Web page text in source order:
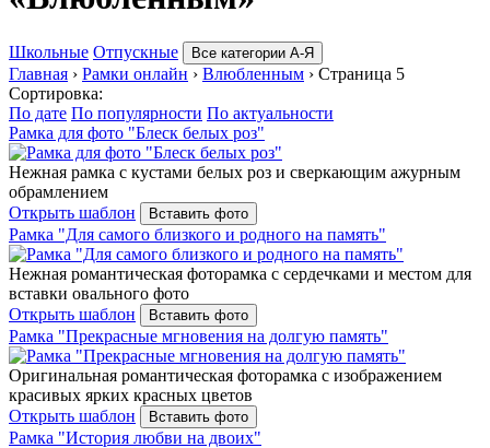
Школьные Отпускные Все категории А-Я
Главная › Рамки онлайн › Влюбленным › Страница 5
Сортировка:
По дате По популярности По актуальности
Рамка для фото "Блеск белых роз"
Нежная рамка с кустами белых роз и сверкающим ажурным
обрамлением
Открыть шаблон
Вставить фото
Рамка "Для самого близкого и родного на память"
Нежная романтическая фоторамка с сердечками и местом для
вставки овального фото
Открыть шаблон
Вставить фото
Рамка "Прекрасные мгновения на долгую память"
Оригинальная романтическая фоторамка с изображением
красивых ярких красных цветов
Открыть шаблон
Вставить фото
Рамка "История любви на двоих"